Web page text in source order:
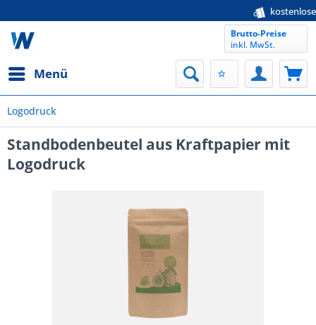
kostenloser Musterservice
Menü
Brutto-Preise
inkl. MwSt.
Logodruck
Standbodenbeutel aus Kraftpapier mit
Logodruck